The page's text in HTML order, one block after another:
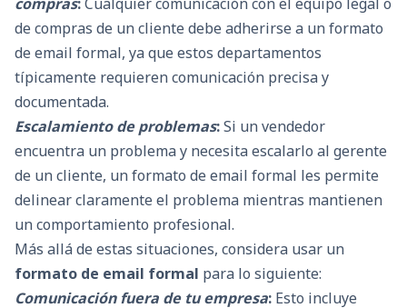
de compras de un cliente debe adherirse a un formato
de email formal, ya que estos departamentos
típicamente requieren comunicación precisa y
documentada.
Escalamiento de problemas:Si un vendedor
encuentra un problema y necesita escalarlo al gerente
de un cliente, un formato de email formal les permite
delinear claramente el problema mientras mantienen
un comportamiento profesional.
Más allá de estas situaciones, considera usar un
formato de email formal para lo siguiente:
Comunicación fuera de tu empresa: Esto incluye